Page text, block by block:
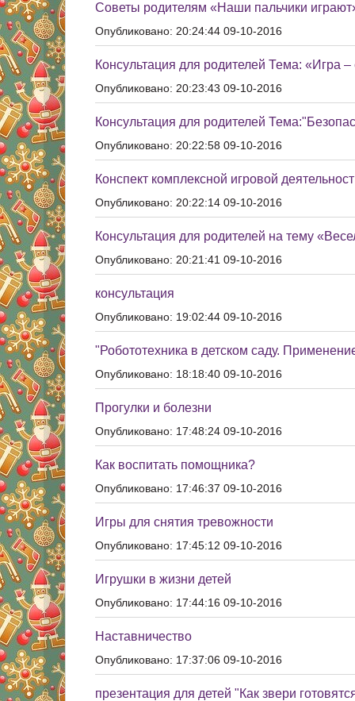
Советы родителям «Наши пальчики
Опубликовано: 20:24:44 09-10-2016
Консультация для родителей Тема: «Игра
Опубликовано: 20:23:43 09-10-2016
Консультация для родителей
Опубликовано: 20:22:58 09-10-2016
Конспект комплексной игровой
Опубликовано: 20:22:14 09-10-2016
Консультация для родителей на тему
Опубликовано: 20:21:41 09-10-2016
консультация
Опубликовано: 19:02:44 09-10-2016
"Робототехника в детском саду.
Опубликовано: 18:18:40 09-10-2016
Прогулки и болезни
Опубликовано: 17:48:24 09-10-2016
Как воспитать помощника?
Опубликовано: 17:46:37 09-10-2016
Игры для снятия тревожности
Опубликовано: 17:45:12 09-10-2016
Игрушки в жизни детей
Опубликовано: 17:44:16 09-10-2016
Наставничество
Опубликовано: 17:37:06 09-10-2016
презентация для детей "Как звери